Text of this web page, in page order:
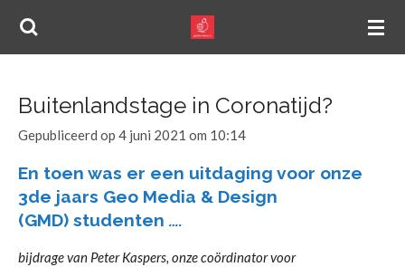
Ga
hoofdinhoud
Buitenlandstage in Coronatijd?
Gepubliceerd op 4 juni 2021 om 10:14
En toen was er een uitdaging voor onze
3de jaars Geo Media & Design
(GMD) studenten ….
bijdrage van Peter Kaspers, onze coördinator voor